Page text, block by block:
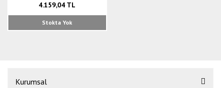
4.159,04 TL
Stokta Yok
Kurumsal